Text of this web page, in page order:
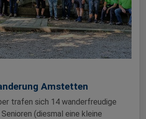
Amstetten
trafen sich 14 wanderfreudige
(diesmal eine kleine